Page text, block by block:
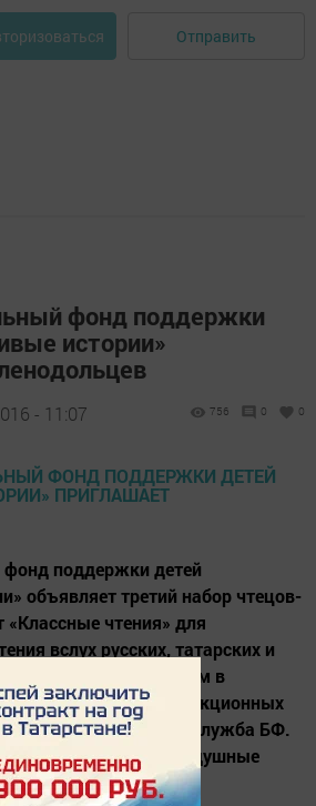
Отправить
фонд поддержки
истории»
- 11:07 756 0 0
фонд поддержки детей
объявляет третий набор чтецов-
«Классные чтения» для
вслух русских, татарских и
детям, попавшим в
находящимся в коррекционных
сообщает пресс-служба БФ.
участие неравнодушные
с...